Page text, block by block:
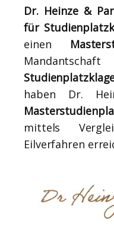
Dr. Heinze &
für
einen
haben Dr.
mittels
Eilverfahren